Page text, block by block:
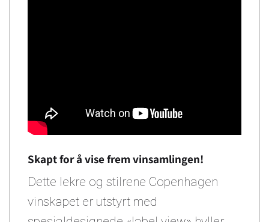
Skapt for å vise frem vinsamlingen!
Dette lekre og stilrene Copenhagen
vinskapet er utstyrt med